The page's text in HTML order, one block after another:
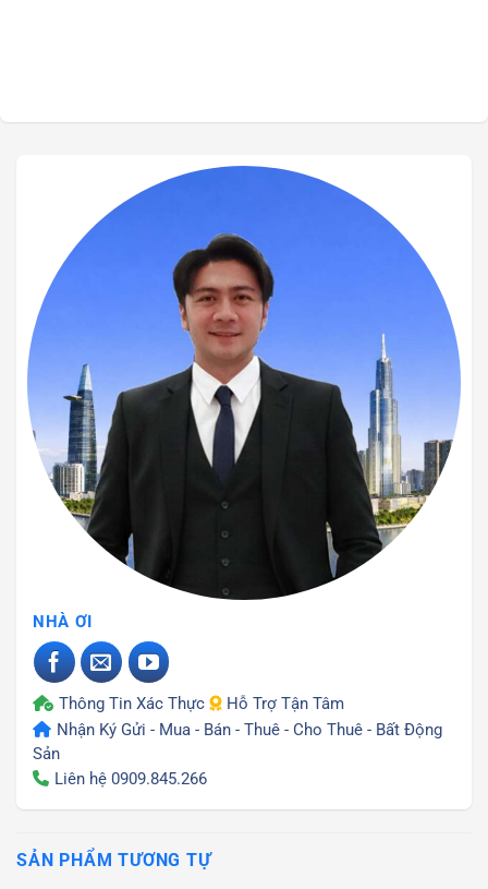
NHÀ ƠI
Thông Tin Xác Thực
Hỗ Trợ Tận Tâm
Nhận Ký Gửi - Mua - Bán - Thuê - Cho Thuê - Bất Động
Sản
Liên hệ 0909.845.266
SẢN PHẨM TƯƠNG TỰ